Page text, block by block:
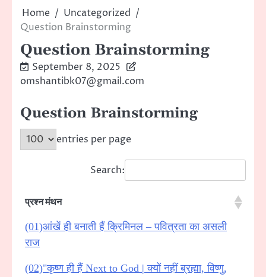
Home
Uncategorized
Question Brainstorming
Question Brainstorming
September 8, 2025
omshantibk07@gmail.com
Question Brainstorming
entries per page
Search:
प्रश्न मंथन
(01)आंखें ही बनाती हैं क्रिमिनल – पवित्रता का असली
राज
(02)"कृष्ण ही हैं Next to God | क्यों नहीं ब्रह्मा, विष्णु,